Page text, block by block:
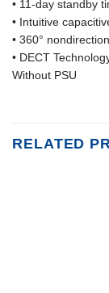
• 11-day standby
• Intuitive
• 360°
• DECT
Without PSU
RELATED